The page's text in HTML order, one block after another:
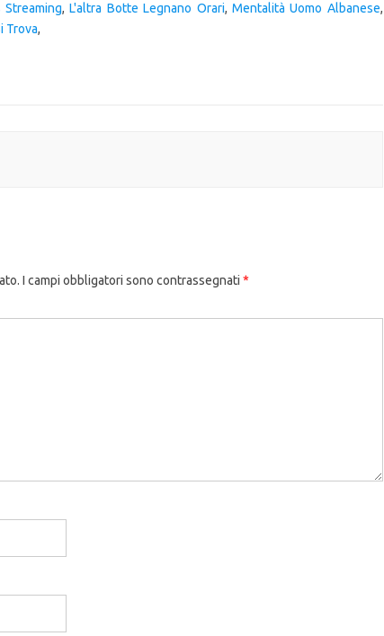
,L'altra Botte Legnano Orari,Mentalità Uomo Albanese,
Trova,
I campi obbligatori sono contrassegnati *